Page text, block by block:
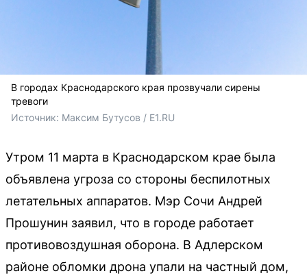
В городах Краснодарского края прозвучали сирены
тревоги
Источник: Максим Бутусов / E1.RU
Утром 11 марта в Краснодарском крае была
объявлена угроза со стороны беспилотных
летательных аппаратов. Мэр Сочи Андрей
Прошунин заявил, что в городе работает
противовоздушная оборона. В Адлерском
районе обломки дрона упали на частный дом,